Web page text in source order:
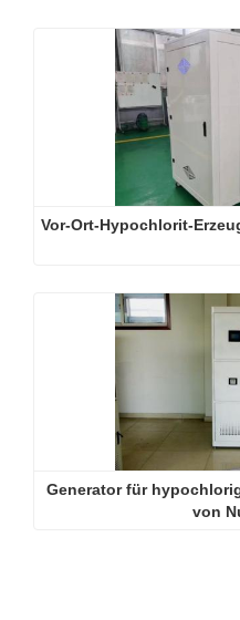
Vor-Ort-Hypochlorit-
Generator für
von